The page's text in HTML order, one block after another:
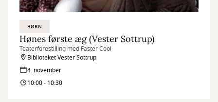
BØRN
Hønes første æg (Vester Sottrup)
Teaterforestilling med Faster Cool
Biblioteket Vester Sottrup
4. november
10:00 - 10:30